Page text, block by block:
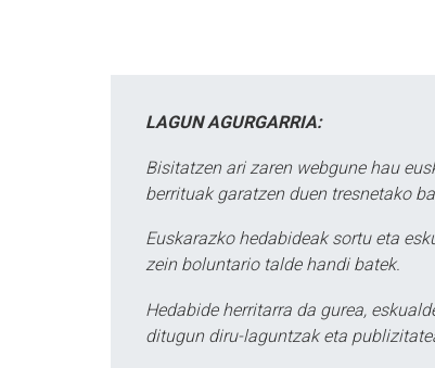
LAGUN AGURGARRIA:
Bisitatzen ari zaren webgune hau
berrituak garatzen duen tresnetako
Euskarazko hedabideak sortu eta
zein boluntario talde handi batek.
Hedabide herritarra da gurea,
ditugun diru-laguntzak eta